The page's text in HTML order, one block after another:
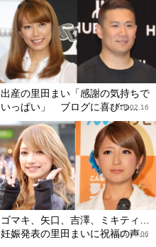
出産の里田まい「感謝の気持ちで
いっぱい」 ブログに喜びつ...
2016.02.16
ゴマキ、矢口、吉澤、ミキティ…
妊娠発表の里田まいに祝福の声...
2015.09.06